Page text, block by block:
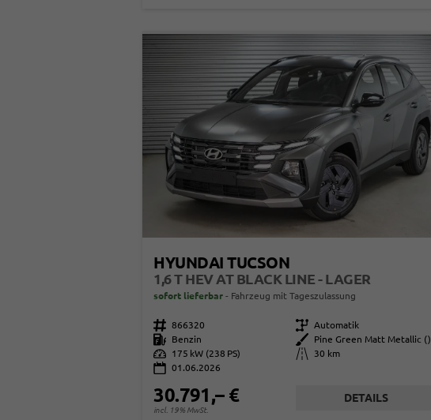
HYUNDAI TUCSON
1,6 T HEV AT BLACK LINE - LAGER
sofort lieferbar Fahrzeug mit Tageszulassung
Fahrzeugnr. 866320 Getriebe Automatik
Kraftstoff
Benzin Außenfarbe
Pine Green Matt Metallic ()
Leistung
175 kW (238 PS) Kilometerstand
30 km
01.06.2026
30.791,– €
incl. 19% MwSt.
DETAILS